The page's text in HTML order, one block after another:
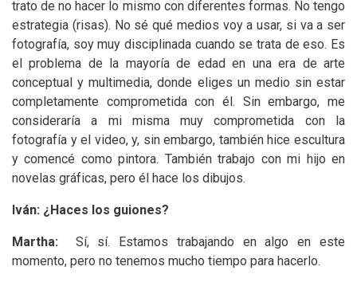
trato de no hacer lo mismo con diferentes formas. No tengo
estrategia (risas). No sé qué medios voy a usar, si va a ser
fotografía, soy muy disciplinada cuando se trata de eso. Es
el problema de la mayoría de edad en una era de arte
conceptual y multimedia, donde eliges un medio sin estar
completamente comprometida con él. Sin embargo, me
consideraría a mi misma muy comprometida con la
fotografía y el video, y, sin embargo, también hice escultura
y comencé como pintora. También trabajo con mi hijo en
novelas gráficas, pero él hace los dibujos.
Iván: ¿Haces los guiones?
Martha: Sí, sí. Estamos trabajando en algo en este
momento, pero no tenemos mucho tiempo para hacerlo.